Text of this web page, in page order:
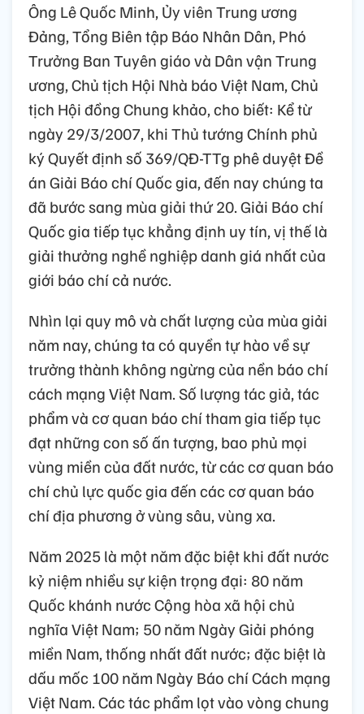
Ông Lê Quốc Minh, Ủy viên Trung ương
Đảng, Tổng Biên tập Báo Nhân Dân, Phó
Trưởng Ban Tuyên giáo và Dân vận Trung
ương, Chủ tịch Hội Nhà báo Việt Nam, Chủ
tịch Hội đồng Chung khảo, cho biết: Kể từ
ngày 29/3/2007, khi Thủ tướng Chính phủ
ký Quyết định số 369/QĐ-TTg phê duyệt Đề
án Giải Báo chí Quốc gia, đến nay chúng ta
đã bước sang mùa giải thứ 20. Giải Báo chí
Quốc gia tiếp tục khẳng định uy tín, vị thế là
giải thưởng nghề nghiệp danh giá nhất của
giới báo chí cả nước.
Nhìn lại quy mô và chất lượng của mùa giải
năm nay, chúng ta có quyền tự hào về sự
trưởng thành không ngừng của nền báo chí
cách mạng Việt Nam. Số lượng tác giả, tác
phẩm và cơ quan báo chí tham gia tiếp tục
đạt những con số ấn tượng, bao phủ mọi
vùng miền của đất nước, từ các cơ quan báo
chí chủ lực quốc gia đến các cơ quan báo
chí địa phương ở vùng sâu, vùng xa.
Năm 2025 là một năm đặc biệt khi đất nước
kỷ niệm nhiều sự kiện trọng đại: 80 năm
Quốc khánh nước Cộng hòa xã hội chủ
nghĩa Việt Nam; 50 năm Ngày Giải phóng
miền Nam, thống nhất đất nước; đặc biệt là
dấu mốc 100 năm Ngày Báo chí Cách mạng
Việt Nam. Các tác phẩm lọt vào vòng chung